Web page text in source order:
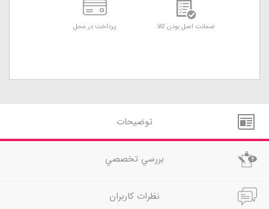
ضمانت اصل بودن کالا پرداخت در محل
توضيحات
بررسي تخصصي
نظرات کاربران